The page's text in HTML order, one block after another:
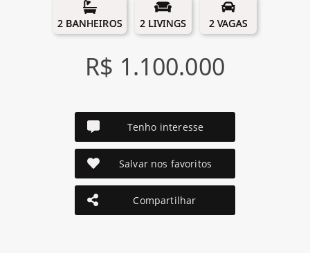
2 BANHEIROS 2 LIVINGS 2 VAGAS
R$ 1.100.000
Tenho interesse
Salvar nos favoritos
Compartilhar